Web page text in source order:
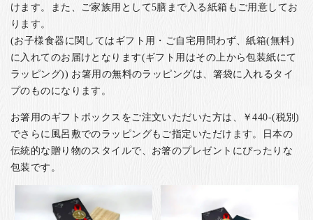
けます。また、ご家族用として5膳まで入る紙箱もご用意してお
ります。
(お子様食器に関してはギフト用・ご自宅用問わず、紙箱(無料)
に入れてのお届けとなります(ギフト用はその上から包装紙にて
ラッピング)) お箸用の無料のラッピングは、箸袋に入れるタイ
プのものになります。
お箸用のギフトボックスをご注文いただいた方は、￥440-(税別)
でさらに風呂敷でのラッピングもご指定いただけます。日本の
伝統的な贈り物のスタイルで、お箸のプレゼントにぴったりな
包装です。